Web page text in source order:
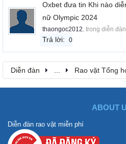
Oxbet đưa tin Khi nào
nữ Olympic 2024
thaongoc2012, trong diễn
Trả lời: 0
Diễn đàn ... Rao vặt Tổng
ABOUT
Diễn đàn rao vặt miễn phí